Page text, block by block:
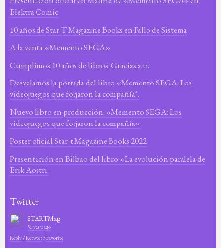
Elektra Comic
10 años de Star-T Magazine Books en Fallo de Sistema
A la venta «Memento SEGA»
Cumplimos 10 años de libros. Gracias a tí.
Desvelamos la portada del libro «Memento SEGA: Los
videojuegos que forjaron la compañía’.
Nuevo libro en producción: «Memento SEGA: Los
videojuegos que forjaron la compañía»
Poster oficial Star-t Magazine Books 2022
Presentación en Bilbao del libro «La evolución paralela de
Erik Aostri.
Twitter
STARTMag
56 years ago
Reply/Retweet/Favorite